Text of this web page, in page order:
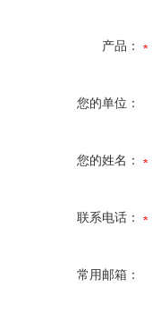
产品：
您的单位：
您的姓名：
联系电话：
常用邮箱：